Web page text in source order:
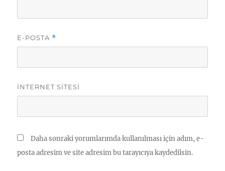
E-POSTA *
İNTERNET SITESI
Daha sonraki yorumlarımda kullanılması için adım, e-
posta adresim ve site adresim bu tarayıcıya kaydedilsin.